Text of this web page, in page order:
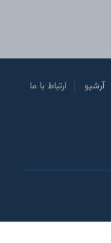
آرشیو ارتباط با ما